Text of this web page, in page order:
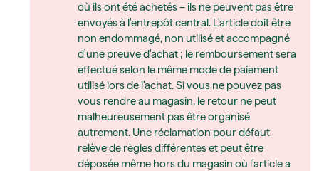
où ils ont été achetés – ils ne peuvent pas être
envoyés à l'entrepôt central. L'article doit être
non endommagé, non utilisé et accompagné
d'une preuve d'achat ; le remboursement sera
effectué selon le même mode de paiement
utilisé lors de l'achat. Si vous ne pouvez pas
vous rendre au magasin, le retour ne peut
malheureusement pas être organisé
autrement. Une réclamation pour défaut
relève de règles différentes et peut être
déposée même hors du magasin où l'article a